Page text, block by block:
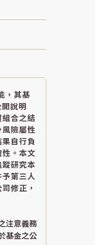
，其基
說明
組合之結
險屬性
自行負
。本文
研究本
第三人
修正，
注意義務
基金之公